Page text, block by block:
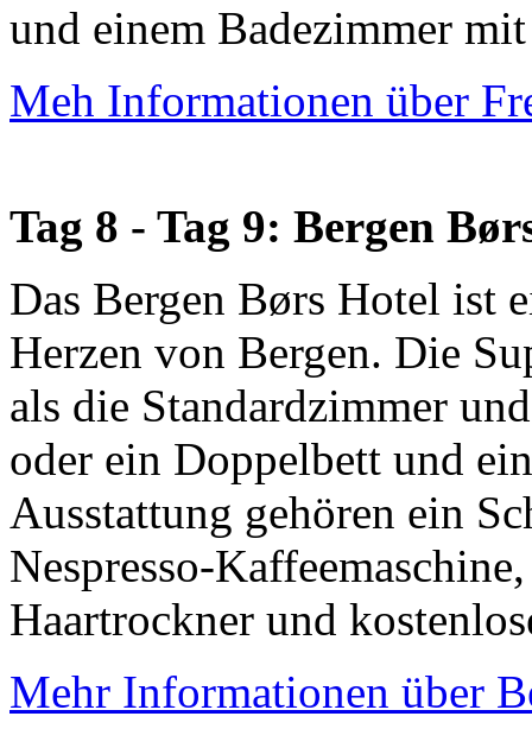
und einem Badezimmer
Meh Informationen über
Tag 8 - Tag 9: Bergen
Das Bergen Børs Hotel ist
Herzen von Bergen. Die
als die Standardzimmer
oder ein Doppelbett und
Ausstattung gehören ein
Nespresso-
Haartrockner und
Mehr Informationen über